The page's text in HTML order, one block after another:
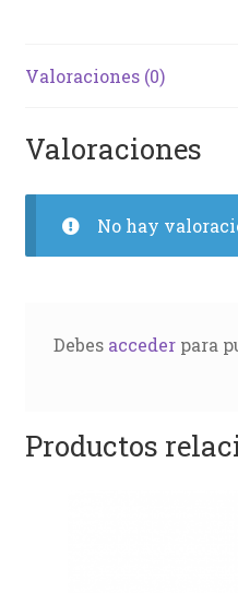
Valoraciones (0)
Valoraciones
No hay
Debes accederpara
Productos